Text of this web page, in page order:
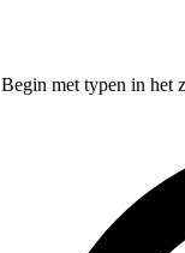
Begin met typen in het